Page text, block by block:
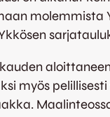
molemmista
myös